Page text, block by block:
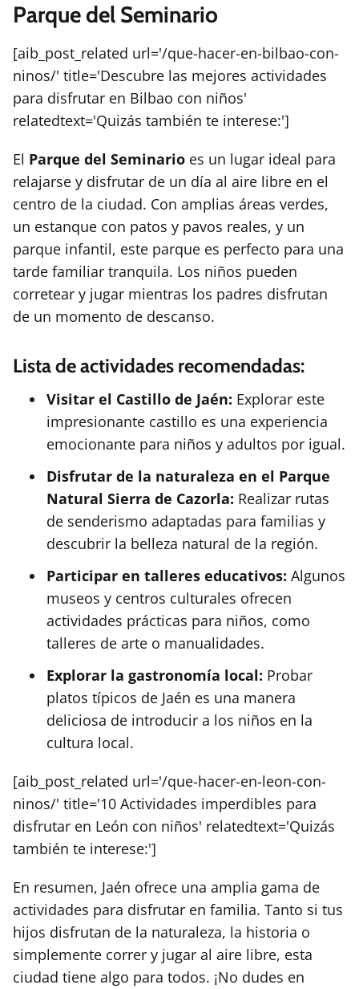
Parque del Seminario
[aib_post_related url='/que-hacer-en-bilbao-con-
ninos/' title='Descubre las mejores actividades
para disfrutar en Bilbao con niños'
relatedtext='Quizás también te interese:']
El Parque del Seminario es un lugar ideal para
relajarse y disfrutar de un día al aire libre en el
centro de la ciudad. Con amplias áreas verdes,
un estanque con patos y pavos reales, y un
parque infantil, este parque es perfecto para una
tarde familiar tranquila. Los niños pueden
corretear y jugar mientras los padres disfrutan
de un momento de descanso.
Lista de actividades recomendadas:
Visitar el Castillo de Jaén: Explorar este
impresionante castillo es una experiencia
emocionante para niños y adultos por igual.
Disfrutar de la naturaleza en el Parque
Natural Sierra de Cazorla: Realizar rutas
de senderismo adaptadas para familias y
descubrir la belleza natural de la región.
Participar en talleres educativos: Algunos
museos y centros culturales ofrecen
actividades prácticas para niños, como
talleres de arte o manualidades.
Explorar la gastronomía local: Probar
platos típicos de Jaén es una manera
deliciosa de introducir a los niños en la
cultura local.
[aib_post_related url='/que-hacer-en-leon-con-
ninos/' title='10 Actividades imperdibles para
disfrutar en León con niños' relatedtext='Quizás
también te interese:']
En resumen, Jaén ofrece una amplia gama de
actividades para disfrutar en familia. Tanto si tus
hijos disfrutan de la naturaleza, la historia o
simplemente correr y jugar al aire libre, esta
ciudad tiene algo para todos. ¡No dudes en